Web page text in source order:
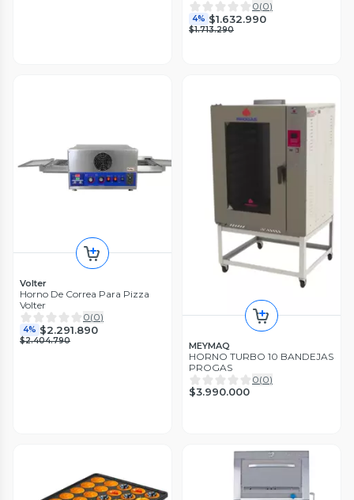
0(0)
4% $1.632.990
$1.713.290
Volter
Horno De Correa Para Pizza
Volter
0(0)
4% $2.291.890
$2.404.790 MEYMAQ
HORNO TURBO 10 BANDEJAS
PROGAS
0(0)
$3.990.000